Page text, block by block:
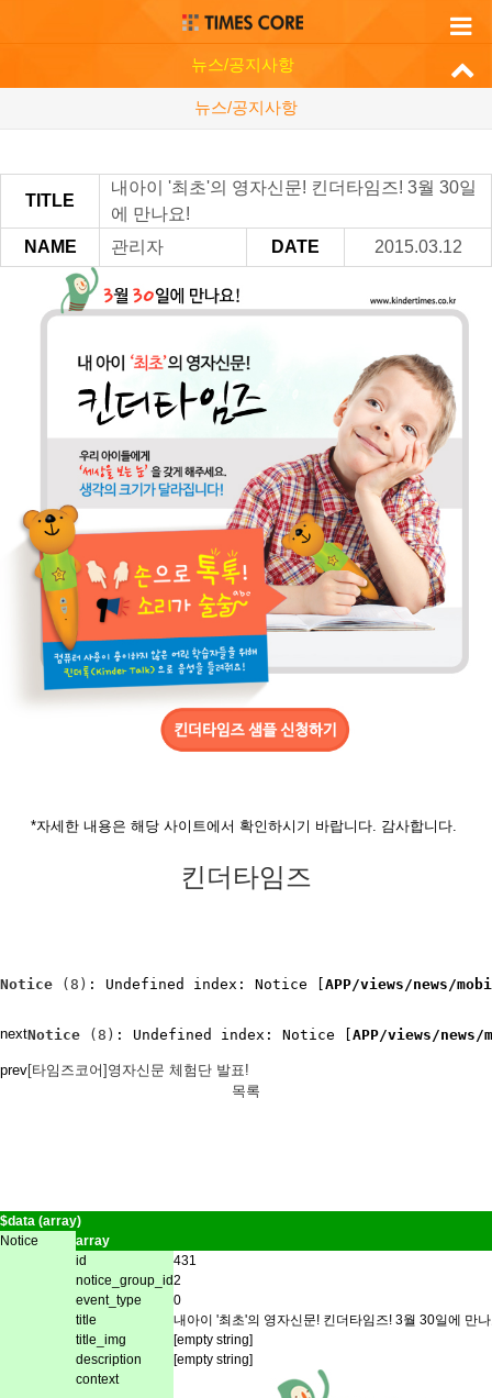
뉴스/공지사항
뉴스/공지사항
TITLE
내아이 '최초'의 영자신문! 킨더타임즈! 3월 30일
에 만나요!
NAME
관리자 DATE 2015.03.12
*자세한 내용은 해당 사이트에서 확인하시기 바랍니다. 감사합니다.
킨더타임즈
Notice (8) : Undefined index: Notice [ APP/views/news/
nextNotice (8) : Undefined index: Notice [APP/views/
prev[타임즈코어]영자신문 체험단 발표!
목록
$data (array)
Notice
array
id
431
notice_group_id2
event_type
0
title
내아이 '최초'의 영자신문! 킨더타임즈! 3월 30일에 만
title_img
[empty string]
description
[empty string]
context